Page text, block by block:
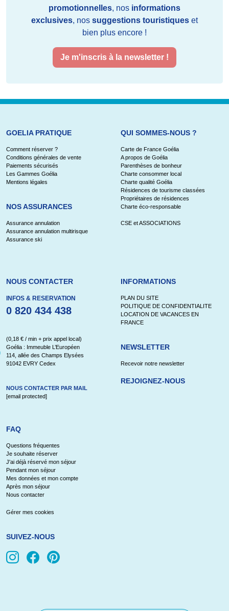
promotionnelles, nos informations
exclusives, nos suggestions touristiques et
bien plus encore !
Je m'inscris à la newsletter !
GOELIA PRATIQUE
Comment réserver ?
Conditions générales de vente
Paiements sécurisés
Les Gammes Goélia
Mentions légales
NOS ASSURANCES
Assurance annulation
Assurance annulation multirisque
Assurance ski
QUI SOMMES-NOUS ?
Carte de France Goélia
A propos de Goélia
Parenthèses de bonheur
Charte consommer local
Charte qualité Goélia
Résidences de tourisme classées
Propriétaires de résidences
Charte éco-responsable
CSE et ASSOCIATIONS
NOUS CONTACTER
INFOS & RESERVATION
0 820 434 438
(0,18 € / min + prix appel local)
Goélia : Immeuble L’Européen
114, allée des Champs Elysées
91042 EVRY Cedex
NOUS CONTACTER PAR MAIL
[email protected]
INFORMATIONS
PLAN DU SITE
POLITIQUE DE CONFIDENTIALITE
LOCATION DE VACANCES EN
FRANCE
NEWSLETTER
Recevoir notre newsletter
REJOIGNEZ-NOUS
FAQ
Questions fréquentes
Je souhaite réserver
J'ai déjà réservé mon séjour
Pendant mon séjour
Mes données et mon compte
Après mon séjour
Nous contacter
Gérer mes cookies
SUIVEZ-NOUS